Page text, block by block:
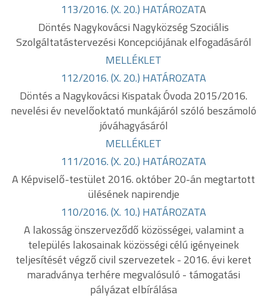
113/2016. (X. 20.) HATÁROZATA
Döntés Nagykovácsi Nagyközség Szociális
Szolgáltatástervezési Koncepciójának elfogadásáról
MELLÉKLET
112/2016. (X. 20.) HATÁROZATA
Döntés a Nagykovácsi Kispatak Óvoda 2015/2016.
nevelési év nevelőoktató munkájáról szóló beszámoló
jóváhagyásáról
MELLÉKLET
111/2016. (X. 20.) HATÁROZATA
A Képviselő-testület 2016. október 20-án megtartott
ülésének napirendje
110/2016. (X. 10.) HATÁROZATA
A lakosság önszerveződő közösségei, valamint a
település lakosainak közösségi célú igényeinek
teljesítését végző civil szervezetek - 2016. évi keret
maradványa terhére megvalósuló - támogatási
pályázat elbírálása